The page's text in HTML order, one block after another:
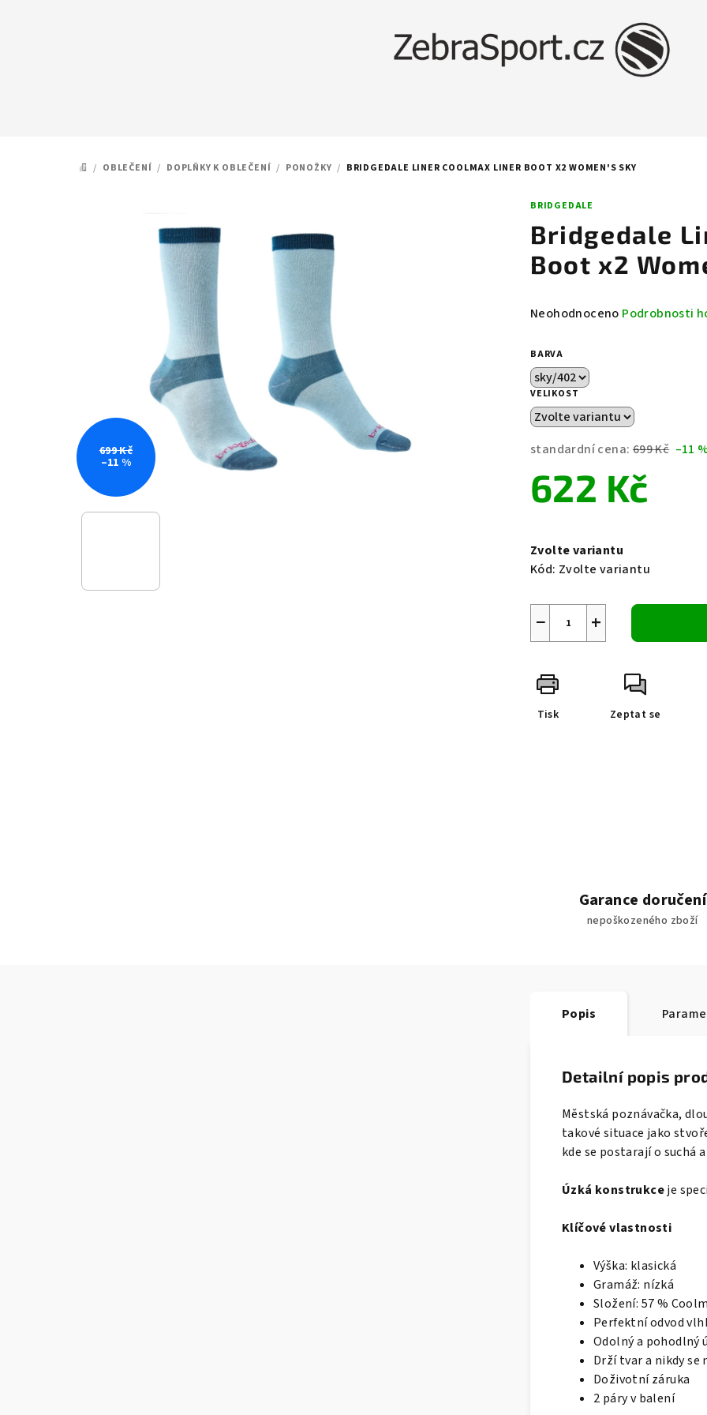
DOMŮ
/ OBLEČENÍ / DOPLŇKY K OBLEČENÍ / PONOŽKY / BRIDGEDALE LINER COOLMAX LINER BOOT X2 WOMEN'S SKY
BRIDGEDALE
Bridgedale
Boot x2
Průměrné
produktu
je
0,0
z
5
hvězdiček.
Neohodnoceno Podrobnosti
BARVA
VELIKOST
standardní cena: 699 Kč –11
622 Kč
cena:
Zvolte variantu
Kód: Zvolte variantu
+
−
Tisk Zeptat se
699 Kč
–11 %
Garance doručení
nepoškozeného zboží
Popis
Detailní popis
Městská poznávačka,
takové situace jako
kde se postarají o suchá
Úzká konstrukceje
Klíčové vlastnosti
Výška: klasická
Gramáž: nízká
Složení: 57 %
Perfektní odvod
Odolný a pohodlný
Drží tvar a nikdy se
Doživotní záruka
2 páry v balení